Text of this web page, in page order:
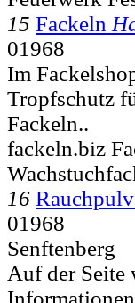
15 Fackeln
01968
Im
Tropfschutz
Fackeln..
fackeln.biz
16
01968
Senftenberg
Auf der Seite